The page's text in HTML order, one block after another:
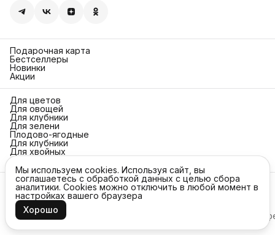
Подарочная карта
Бестселлеры
Новинки
Акции
Для цветов
Для овощей
Для клубники
Для зелени
Плодово-ягодные
Для клубники
Для хвойных
Для газонов
Контакты
Адрес
115432, г. Москва, Проектируемый проезд 4062, дом 6,
строение 16
© 2026 ZION Оплата
Мы используем cookies. Используя сайт, вы
соглашаетесь с обработкой данных с целью сбора
аналитики. Cookies можно отключить в любой момент в
настройках вашего браузера
Хорошо